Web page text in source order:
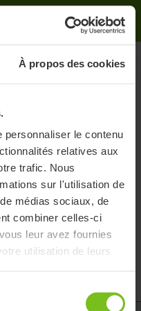
À propos des cookies
personnaliser le contenu
relatives aux
trafic. Nous
sur l'utilisation de
médias sociaux, de
combiner celles-ci
leur avez fournies
utilisation de leurs